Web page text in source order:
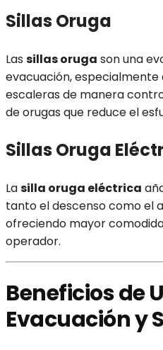
Sillas Oruga
Las sillas oruga son una
evacuación,
escaleras de manera
de orugas que reduce el
Sillas Oruga
Lasilla oruga eléctrica
tanto el descenso como el
ofreciendo mayor
operador.
Beneficios de
Evacuación y